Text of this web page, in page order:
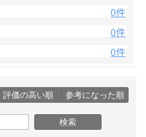
0件
0件
0件
評価の高い順 参考になった順
検索